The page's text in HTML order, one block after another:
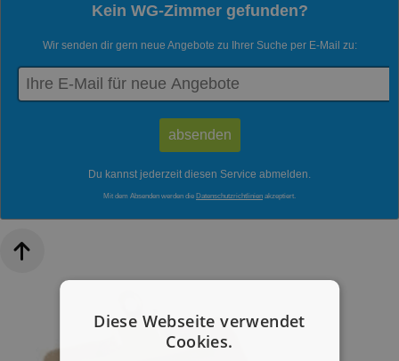
Kein WG-Zimmer gefunden?
Wir senden dir gern neue Angebote zu Ihrer Suche per E-Mail zu:
Du kannst jederzeit diesen Service abmelden.
Mit dem Absenden werden die Datenschutzrichtlinien akzeptiert.
Diese Webseite verwendet
Cookies.